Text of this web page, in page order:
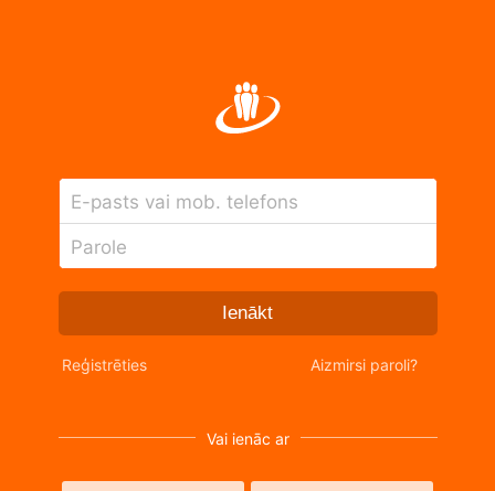
E-pasts vai mob. telefons
Parole
Ienākt
Reģistrēties Aizmirsi paroli?
Vai ienāc ar